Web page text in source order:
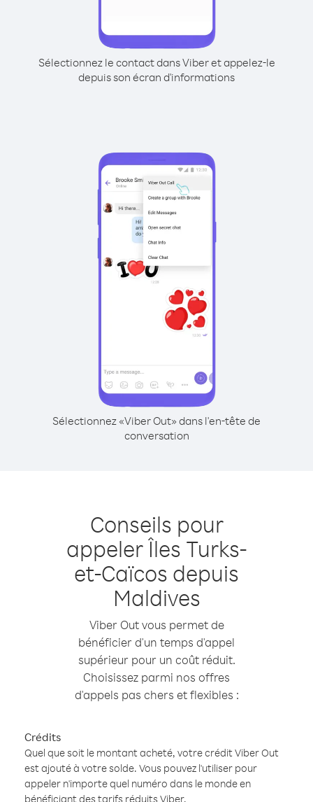
Sélectionnez le contact dans Viber et appelez-le
depuis son écran d'informations
Sélectionnez «Viber Out» dans l'en-tête de
conversation
Conseils pour
appeler Îles Turks-
et-Caïcos depuis
Maldives
Viber Out vous permet de
bénéficier d'un temps d'appel
supérieur pour un coût réduit.
Choisissez parmi nos offres
d'appels pas chers et flexibles :
Crédits
Quel que soit le montant acheté, votre crédit Viber Out
est ajouté à votre solde. Vous pouvez l'utiliser pour
appeler n'importe quel numéro dans le monde en
bénéficiant des tarifs réduits Viber.